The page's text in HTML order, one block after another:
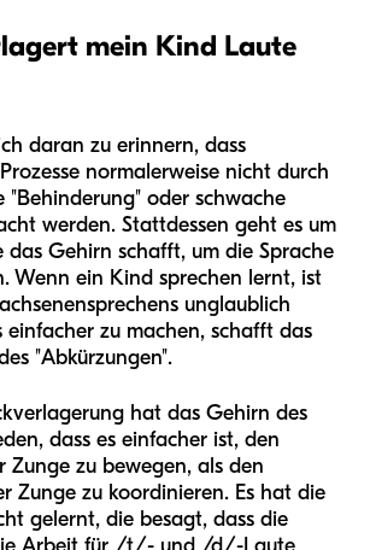
mein Kind Laute
daran zu erinnern, dass
normalerweise nicht durch
"Behinderung" oder schwache
werden. Stattdessen geht es um
das Gehirn schafft, um die Sprache
Wenn ein Kind sprechen lernt, ist
unglaublich
einfacher zu machen, schafft das
"Abkürzungen".
hat das Gehirn des
dass es einfacher ist, den
Zunge zu bewegen, als den
Zunge zu koordinieren. Es hat die
gelernt, die besagt, dass die